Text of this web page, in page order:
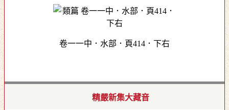
卷一一中．水部．頁414．下右
精嚴新集大藏音